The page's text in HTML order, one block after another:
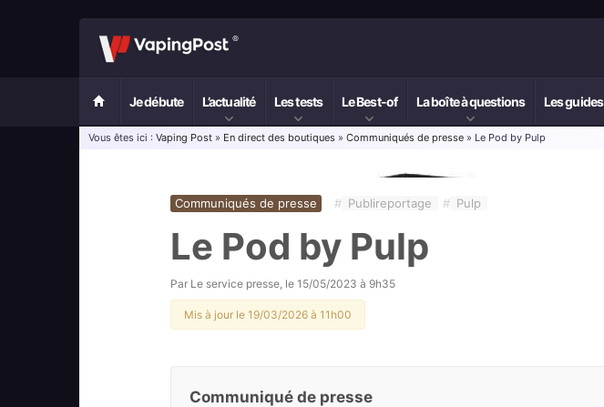
Je débute L’actualité Les tests Le Best-of La boîte à questions Les guides
Vous êtes ici : Vaping Post » En direct des boutiques » Communiqués de presse » Le Pod by Pulp
Communiqués de presse # Publireportage # Pulp
Le Pod by Pulp
Par Le service presse, le 15/05/2023 à 9h35
Mis à jour le 19/03/2026 à 11h00
Communiqué de presse